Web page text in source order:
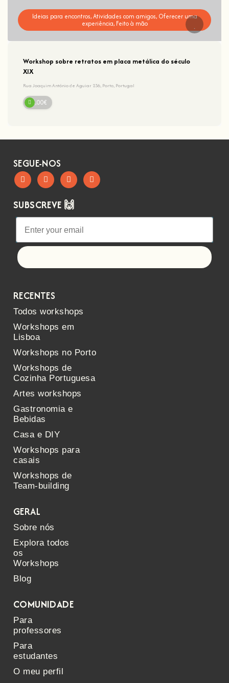
Ideias para encontros, Atividades com amigos, Oferecer uma
experiência, Feito à mão
Workshop sobre retratos em placa metálica do século
XIX
Rua Joaquim António de Aguiar 236, Porto, Portugal
65,00€
SEGUE-NOS
SUBSCREVE 🙌
RECENTES
Todos workshops
Workshops em
Lisboa
Workshops no Porto
Workshops de
Cozinha Portuguesa
Artes workshops
Gastronomia e
Bebidas
Casa e DIY
Workshops para
casais
Workshops de
Team-building
GERAL
Sobre nós
Explora todos
os
Workshops
Blog
COMUNIDADE
Para
professores
Para
estudantes
O meu perfil